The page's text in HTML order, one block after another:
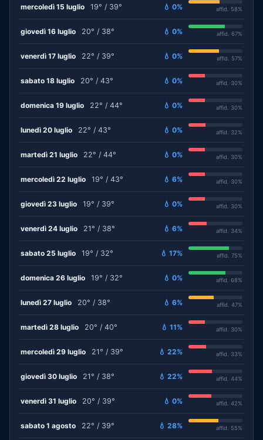
mercoledì 15 luglio 19° / 39° 💧 0% affid. 58%
giovedì 16 luglio 20° / 38° 💧 0% affid. 67%
venerdì 17 luglio 22° / 39° 💧 0% affid. 57%
sabato 18 luglio 20° / 43° 💧 0% affid. 30%
domenica 19 luglio 22° / 44° 💧 0% affid. 30%
lunedì 20 luglio 22° / 43° 💧 0% affid. 32%
martedì 21 luglio 22° / 44° 💧 0% affid. 30%
mercoledì 22 luglio 19° / 43° 💧 6% affid. 30%
giovedì 23 luglio 19° / 39° 💧 0% affid. 30%
venerdì 24 luglio 21° / 38° 💧 6% affid. 34%
sabato 25 luglio 19° / 32° 💧 17% affid. 75%
domenica 26 luglio 19° / 32° 💧 0% affid. 68%
lunedì 27 luglio 20° / 38° 💧 6% affid. 47%
martedì 28 luglio 20° / 40° 💧 11% affid. 30%
mercoledì 29 luglio 21° / 39° 💧 22% affid. 33%
giovedì 30 luglio 21° / 38° 💧 22% affid. 44%
venerdì 31 luglio 20° / 39° 💧 0% affid. 42%
sabato 1 agosto 22° / 39° 💧 28% affid. 55%